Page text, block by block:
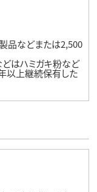
品などまたは2,500
はハミガキ粉など
以上継続保有した